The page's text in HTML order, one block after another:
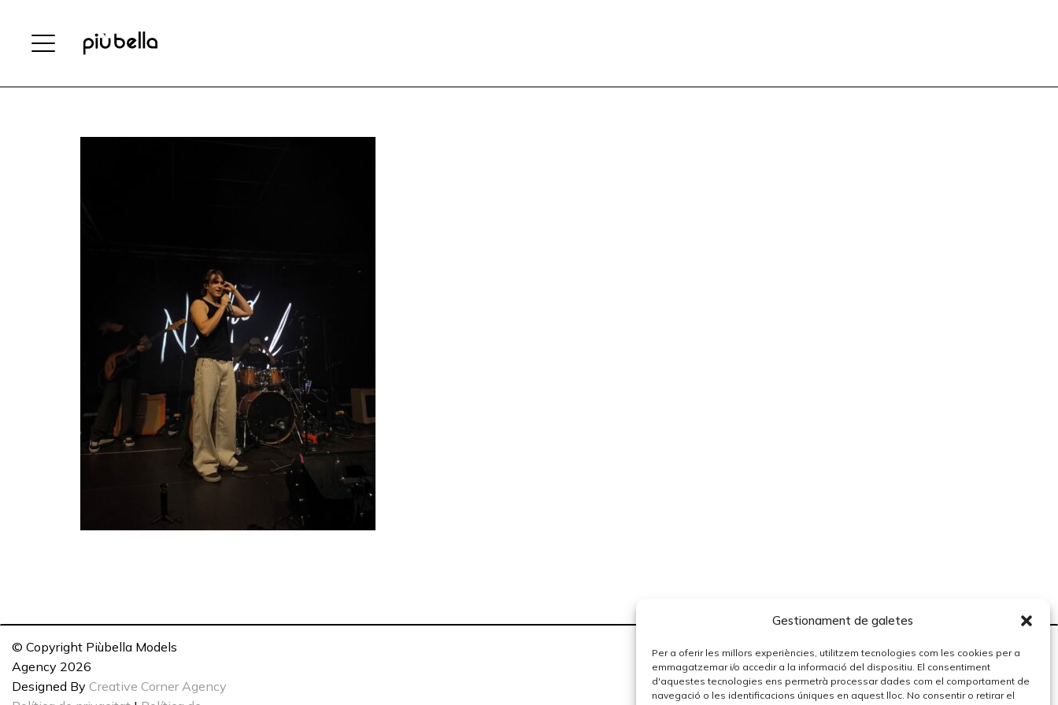
Gestionament de galetes
Per a oferir les millors experiències, utilitzem tecnologies com les cookies per a
emmagatzemar i/o accedir a la informació del dispositiu. El consentiment
d'aquestes tecnologies ens permetrà processar dades com el comportament de
navegació o les identificacions úniques en aquest lloc. No consentir o retirar el
© Copyright Piùbella Models
Agency 2026
Designed By Creative Corner Agency